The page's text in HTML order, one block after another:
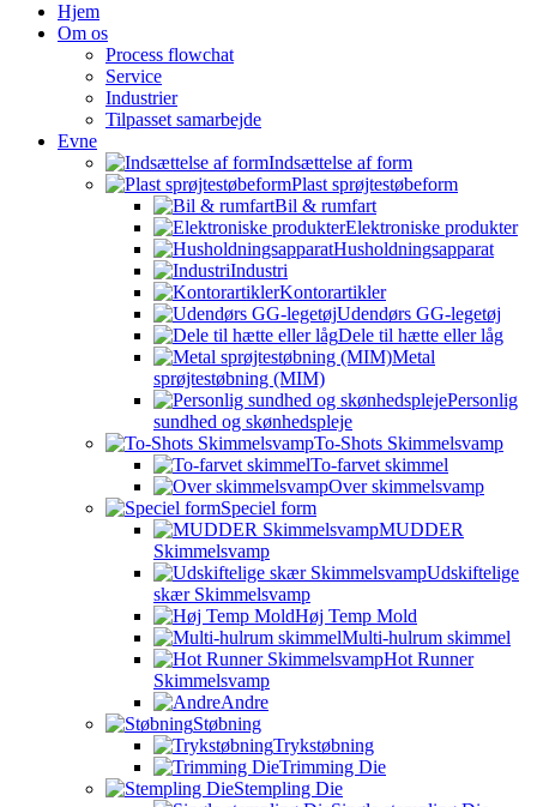
Hjem
Om os
Process flowchat
Service
Industrier
Tilpasset samarbejde
Evne
Indsættelse af form
Plast sprøjtestøbeform
Bil & rumfart
Elektroniske produkter
Husholdningsapparat
Industri
Kontorartikler
Udendørs GG-legetøj
Dele til hætte eller låg
Metal
sprøjtestøbning (MIM)
Personlig
sundhed og skønhedspleje
To-Shots Skimmelsvamp
To-farvet skimmel
Over skimmelsvamp
Speciel form
MUDDER
Skimmelsvamp
Udskiftelige
skær Skimmelsvamp
Høj Temp Mold
Multi-hulrum skimmel
Hot Runner
Skimmelsvamp
Andre
Støbning
Trykstøbning
Trimming Die
Stempling Die